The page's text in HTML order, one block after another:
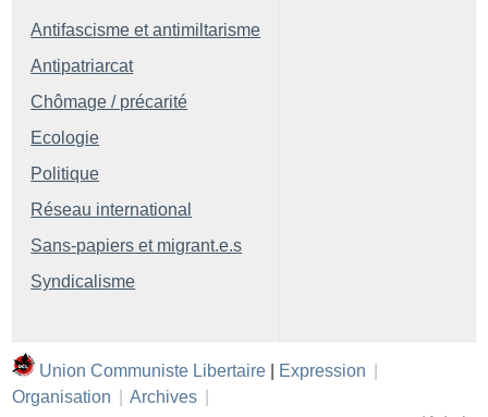
Antifascisme et antimiltarisme
Antipatriarcat
Chômage / précarité
Ecologie
Politique
Réseau international
Sans-papiers et migrant.e.s
Syndicalisme
Union Communiste Libertaire Expression
Organisation
Archives